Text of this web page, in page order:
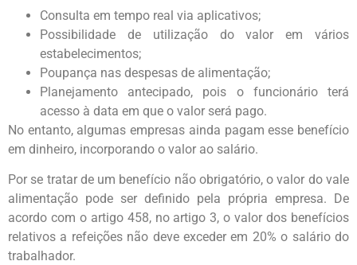
Consulta em tempo real via aplicativos;
Possibilidade de utilização do valor em vários
estabelecimentos;
Poupança nas despesas de alimentação;
Planejamento antecipado, pois o funcionário terá
acesso à data em que o valor será pago.
No entanto, algumas empresas ainda pagam esse benefício
em dinheiro, incorporando o valor ao salário.
Por se tratar de um benefício não obrigatório, o valor do vale
alimentação pode ser definido pela própria empresa. De
acordo com o artigo 458, no artigo 3, o valor dos benefícios
relativos a refeições não deve exceder em 20% o salário do
trabalhador.